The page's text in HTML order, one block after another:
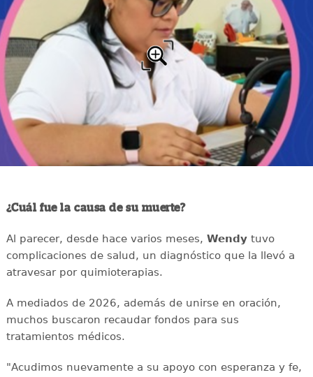
¿Cuál fue la causa de su muerte?
Al parecer, desde hace varios meses, Wendytuvo
complicaciones de salud, un diagnóstico que la llevó a
atravesar por quimioterapias.
A mediados de 2026, además de unirse en oración,
muchos buscaron recaudar fondos para sus
tratamientos médicos.
"Acudimos nuevamente a su apoyo con esperanza y fe,